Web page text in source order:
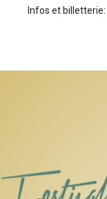
Infos et billetterie: